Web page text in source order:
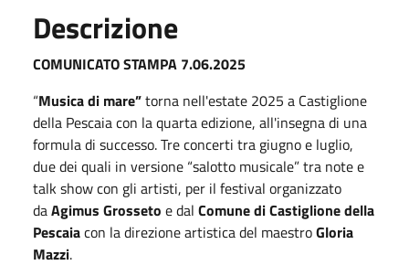
Descrizione
COMUNICATO STAMPA 7.06.2025
“Musica di mare”torna nell'estate 2025 a Castiglione
della Pescaia con la quarta edizione, all'insegna di una
formula di successo. Tre concerti tra giugno e luglio,
due dei quali in versione “salotto musicale” tra note e
talk show con gli artisti, per il festival organizzato
daAgimus Grosseto e dal Comune di Castiglione della
Pescaiacon la direzione artistica del maestroGloria
Mazzi.